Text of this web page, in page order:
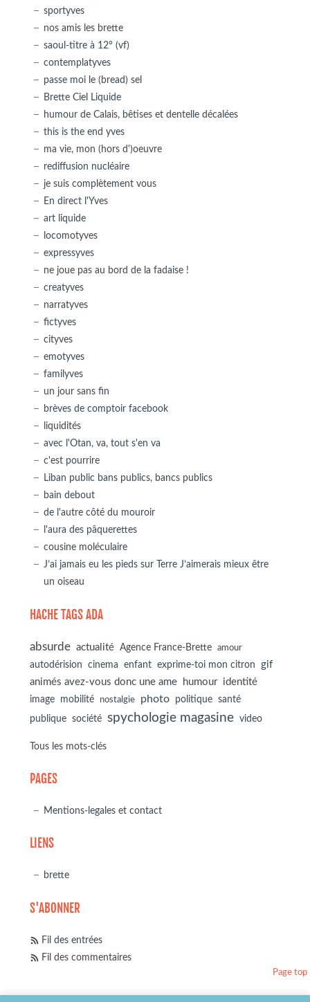
sportyves
nos amis les brette
saoul-titre à 12° (vf)
contemplatyves
passe moi le (bread) sel
Brette Ciel Liquide
humour de Calais, bêtises et dentelle décalées
this is the end yves
ma vie, mon (hors d')oeuvre
rediffusion nucléaire
je suis complètement vous
En direct l'Yves
art liquide
locomotyves
expressyves
ne joue pas au bord de la fadaise !
creatyves
narratyves
fictyves
cityves
emotyves
familyves
un jour sans fin
brèves de comptoir facebook
liquidités
avec l'Otan, va, tout s'en va
c'est pourrire
Liban public bans publics, bancs publics
bain debout
de l'autre côté du mouroir
l'aura des pâquerettes
cousine moléculaire
J’ai jamais eu les pieds sur Terre J’aimerais mieux être
un oiseau
HACHE TAGS ADA
absurde actualité Agence France-Brette amour
autodérision cinema enfant exprime-toi mon citron
gif
animés avez-vous donc une ame
humour identité
image mobilité nostalgie photo politique
santé
publique
société spychologie magasine video
Tous les mots-clés
PAGES
Mentions-legales et contact
LIENS
brette
S'ABONNER
Fil des entrées
Fil des commentaires
Page top